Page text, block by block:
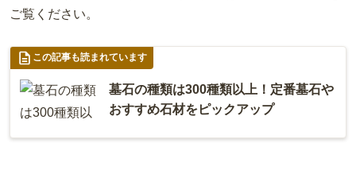
ご覧ください。
この記事も読まれています
墓石の種類は300種類以上！定番墓石や
おすすめ石材をピックアップ